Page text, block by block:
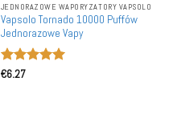
JEDNORAZOWE WAPORYZATORY VAPSOLO
Vapsolo Tornado 10000 Puffów
Jednorazowe Vapy
Oceniono
€6.27